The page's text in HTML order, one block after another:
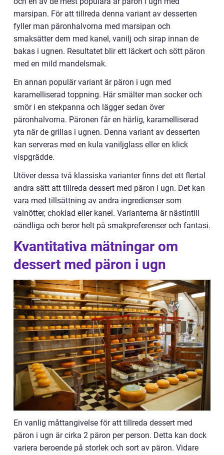
marsipan. För att tillreda denna variant av desserten
fyller man päronhalvorna med marsipan och
smaksätter dem med kanel, vanilj och sirap innan de
bakas i ugnen. Resultatet blir ett läckert och sött päron
med en mild mandelsmak.
En annan populär variant är päron i ugn med
karamelliserad toppning. Här smälter man socker och
smör i en stekpanna och lägger sedan över
päronhalvorna. Päronen får en härlig, karamelliserad
yta när de grillas i ugnen. Denna variant av desserten
kan serveras med en kula vaniljglass eller en klick
vispgrädde.
Utöver dessa två klassiska varianter finns det ett flertal
andra sätt att tillreda dessert med päron i ugn. Det kan
vara med tillsättning av andra ingredienser som
valnötter, choklad eller kanel. Varianterna är nästintill
oändliga och beror helt på smakpreferenser och fantasi.
Kvantitativa mätningar om
dessert med päron i ugn
En vanlig måttangivelse för att tillreda dessert med
päron i ugn är cirka 2 päron per person. Detta kan dock
variera beroende på storlek och sort av päron. Vidare